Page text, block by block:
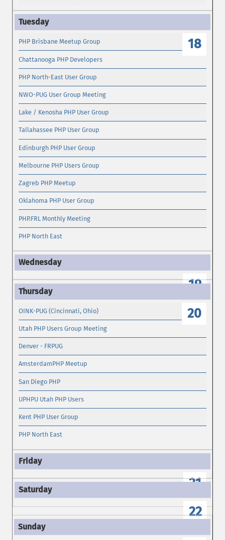
18
PHP Brisbane Meetup Group
Chattanooga PHP Developers
PHP North-East User Group
NWO-PUG User Group Meeting
Lake / Kenosha PHP User Group
Tallahassee PHP User Group
Edinburgh PHP User Group
Melbourne PHP Users Group
Zagreb PHP Meetup
Oklahoma PHP User Group
PHP.FRL Monthly Meeting
PHP North East
19
20
OINK-PUG (Cincinnati, Ohio)
Utah PHP Users Group Meeting
Denver - FRPUG
AmsterdamPHP Meetup
San Diego PHP
UPHPU Utah PHP Users
Kent PHP User Group
PHP North East
21
22